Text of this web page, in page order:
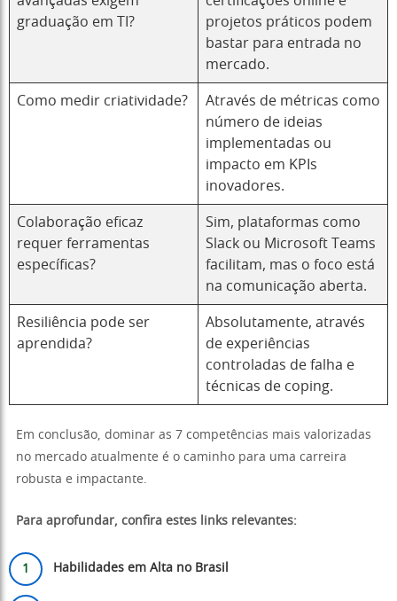
graduação em TI?
projetos práticos podem
bastar para entrada no
mercado.
Como medir criatividade?
Através de métricas como
número de ideias
implementadas ou
impacto em KPIs
inovadores.
Colaboração eficaz
requer ferramentas
específicas?
Sim, plataformas como
Slack ou Microsoft Teams
facilitam, mas o foco está
na comunicação aberta.
Resiliência pode ser
aprendida?
Absolutamente, através
de experiências
controladas de falha e
técnicas de coping.
Em conclusão, dominar as 7 competências mais valorizadas
no mercado atualmente é o caminho para uma carreira
robusta e impactante.
Para aprofundar, confira estes links relevantes:
Habilidades em Alta no Brasil